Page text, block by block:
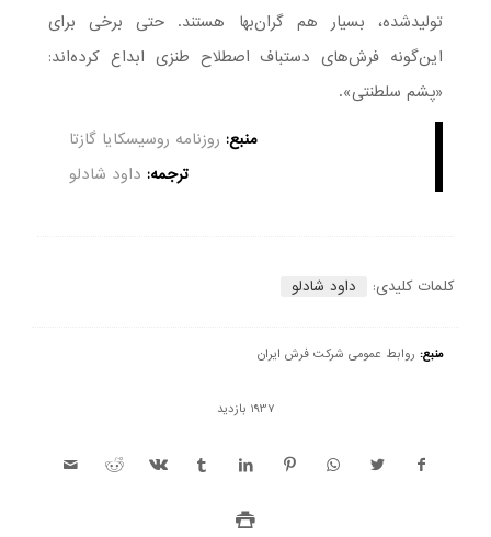
تولیدشده، بسیار هم گران‌بها هستند. حتی برخی برای
این‌گونه فرش‌های دستباف اصطلاح طنزی ابداع کرده‌اند:
«پشم سلطنتی».
منبع:روزنامه روسیسکایا گازتا
ترجمه:داود شادلو
کلمات کلیدی: داود شادلو
منبع: روابط عمومی شرکت فرش ایران
1937 بازدید